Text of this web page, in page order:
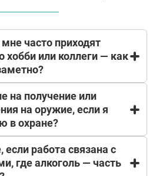
часто приходят
хобби или коллеги — как
образ жизни часто
общение. Врач приедет в
— рано утром, поздно
час». Специалист в
компактным кейсом, без
При появлении гостей —
на нейтральный
на получение или
на оружие, если я
в охране?
сведения в
если работа связана с
где алкоголь — часть